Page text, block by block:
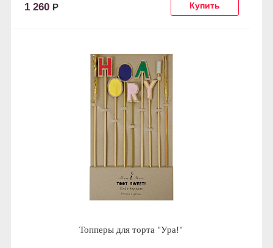
1 260 Р
Топперы для торта "Ура!"